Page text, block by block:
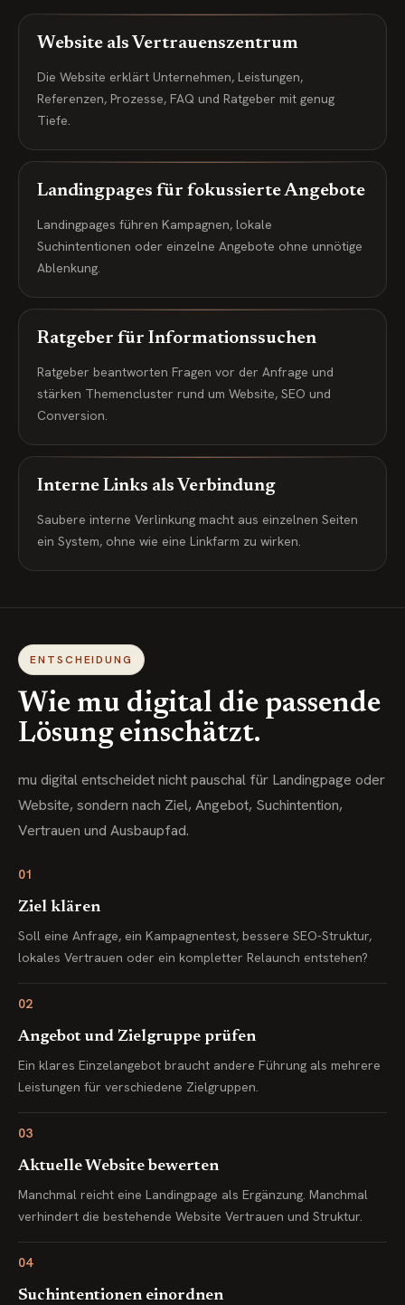
Website als Vertrauenszentrum
Die Website erklärt Unternehmen, Leistungen,
Referenzen, Prozesse, FAQ und Ratgeber mit genug
Tiefe.
Landingpages für fokussierte Angebote
Landingpages führen Kampagnen, lokale
Suchintentionen oder einzelne Angebote ohne unnötige
Ablenkung.
Ratgeber für Informationssuchen
Ratgeber beantworten Fragen vor der Anfrage und
stärken Themencluster rund um Website, SEO und
Conversion.
Interne Links als Verbindung
Saubere interne Verlinkung macht aus einzelnen Seiten
ein System, ohne wie eine Linkfarm zu wirken.
ENTSCHEIDUNG
Wie mu digital die passende
Lösung einschätzt.
mu digital entscheidet nicht pauschal für Landingpage oder
Website, sondern nach Ziel, Angebot, Suchintention,
Vertrauen und Ausbaupfad.
01
Ziel klären
Soll eine Anfrage, ein Kampagnentest, bessere SEO-Struktur,
lokales Vertrauen oder ein kompletter Relaunch entstehen?
02
Angebot und Zielgruppe prüfen
Ein klares Einzelangebot braucht andere Führung als mehrere
Leistungen für verschiedene Zielgruppen.
03
Aktuelle Website bewerten
Manchmal reicht eine Landingpage als Ergänzung. Manchmal
verhindert die bestehende Website Vertrauen und Struktur.
04
Suchintentionen einordnen